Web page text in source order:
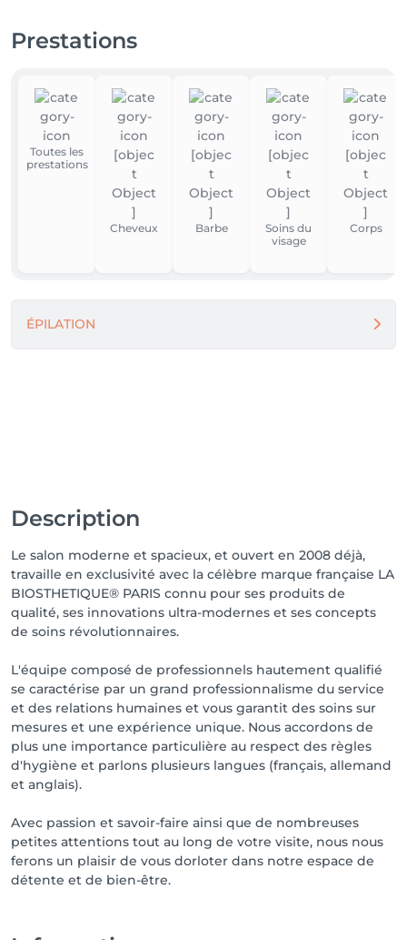
Cordialement,
Prestations
Toutes les
prestations
Cheveux Barbe
Soins du
visage
Corps
ÉPILATION
Description
Le salon moderne et spacieux, et ouvert en 2008 déjà,
travaille en exclusivité avec la célèbre marque française LA
BIOSTHETIQUE® PARIS connu pour ses produits de
qualité, ses innovations ultra-modernes et ses concepts
de soins révolutionnaires.
L'équipe composé de professionnels hautement qualifié
se caractérise par un grand professionnalisme du service
et des relations humaines et vous garantit des soins sur
mesures et une expérience unique. Nous accordons de
plus une importance particulière au respect des règles
d'hygiène et parlons plusieurs langues (français, allemand
et anglais).
Avec passion et savoir-faire ainsi que de nombreuses
petites attentions tout au long de votre visite, nous nous
ferons un plaisir de vous dorloter dans notre espace de
détente et de bien-être.